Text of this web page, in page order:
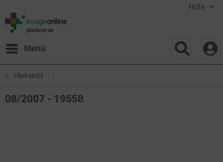
Hilfe
Menü
Übersicht
08/2007 - 19558